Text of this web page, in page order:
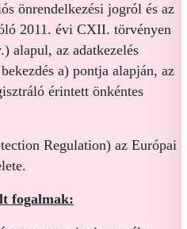
önrendelkezési jogról és az
2011. évi CXII. törvényen
alapul, az adatkezelés
a) pontja alapján, az
érintett önkéntes
Regulation) az Európai
fogalmak: